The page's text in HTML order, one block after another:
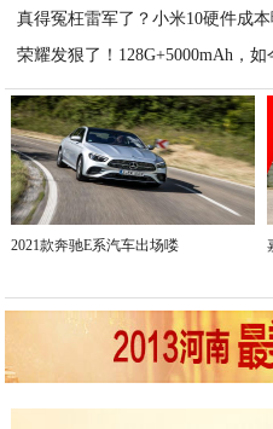
真得冤枉雷军了？小米10硬件成
荣耀发狠了！128G+5000mAh，如
2021款奔驰E系汽车出场喽